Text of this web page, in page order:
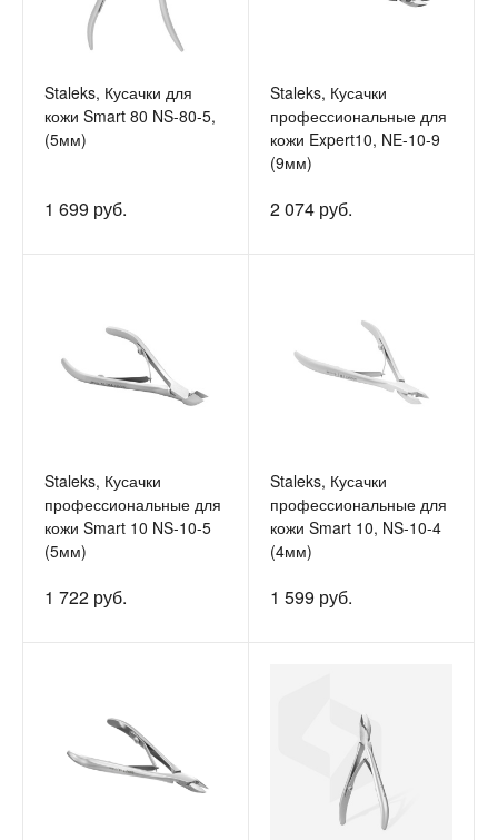
Staleks, Кусачки для
кожи Smart 80 NS-80-5,
(5мм)
1 699 руб.
Staleks, Кусачки
профессиональные для
кожи Expert10, NE-10-9
(9мм)
2 074 руб.
Staleks, Кусачки
профессиональные для
кожи Smart 10 NS-10-5
(5мм)
1 722 руб.
Staleks, Кусачки
профессиональные для
кожи Smart 10, NS-10-4
(4мм)
1 599 руб.